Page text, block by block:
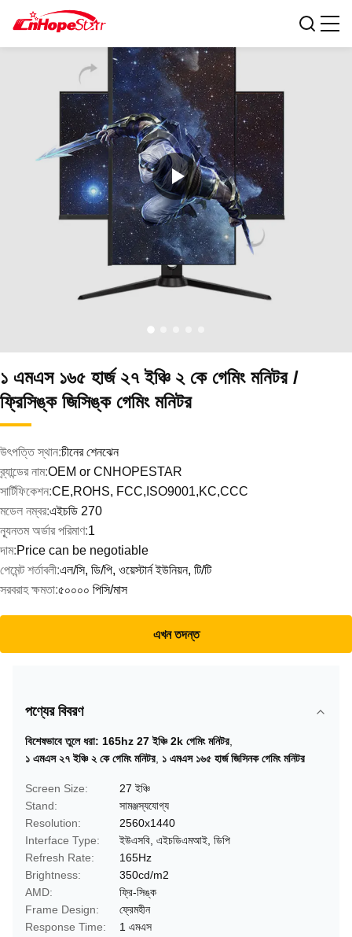
১ এমএস ১৬৫ হার্জ ২৭ ইঞ্চি ২ কে গেমিং মনিটর /
ফ্রিসিঙ্ক জিসিঙ্ক গেমিং মনিটর
উৎপত্তি স্থান:চীনের শেনঝেন
ব্র্যান্ডের নাম:OEM or CNHOPESTAR
সার্টিফিকেশন:CE,ROHS, FCC,ISO9001,KC,CCC
মডেল নম্বর:এইচডি 270
ন্যূনতম অর্ডার পরিমাণ:1
দাম:Price can be negotiable
পেমেন্ট শর্তাবলী:এল/সি, ডি/পি, ওয়েস্টার্ন ইউনিয়ন, টি/টি
সরবরাহ ক্ষমতা:৫০০০০ পিসি/মাস
এখন তদন্ত
পণ্যের বিবরণ
বিশেষভাবে তুলে ধরা: 165hz 27 ইঞ্চি 2k গেমিং মনিটর,
১ এমএস ২৭ ইঞ্চি ২ কে গেমিং মনিটর, ১ এমএস ১৬৫ হার্জ জিসিনক গেমিং মনিটর
Screen Size:
27 ইঞ্চি
Stand:
সামঞ্জস্যযোগ্য
Resolution:
2560x1440
Interface Type:
ইউএসবি, এইচডিএমআই, ডিপি
Refresh Rate:
165Hz
Brightness:
350cd/m2
AMD:
ফ্রি-সিঙ্ক
Frame Design:
ফ্রেমহীন
Response Time:
1 এমএস